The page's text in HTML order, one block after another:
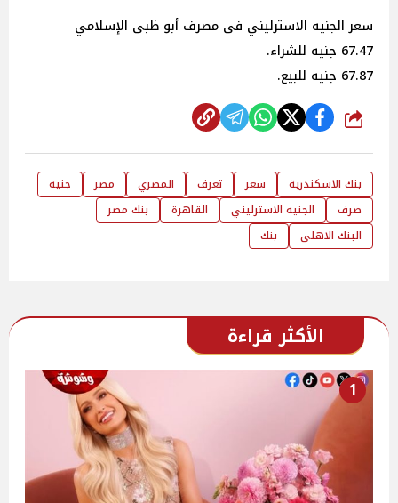
سعر الجنيه الاسترليني فى مصرف أبو ظبى الإسلامي
67.47 جنيه للشراء.
67.87 جنيه للبيع.
شارك
بنك الاسكندرية سعر تعرف المصري مصر
جنيه
صرف
الجنيه الاسترليني القاهرة
بنك مصر
البنك الاهلى
بنك
الأكثر قراءة
1